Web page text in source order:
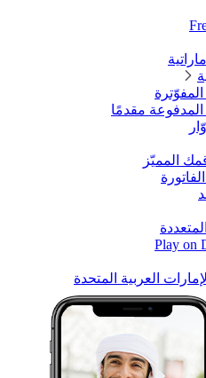
مقدمًا
المتحدة